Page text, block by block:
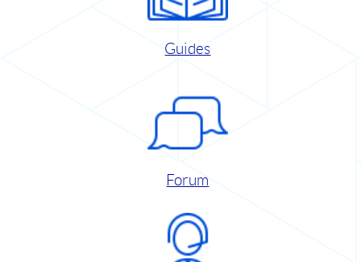
Guides
Forum